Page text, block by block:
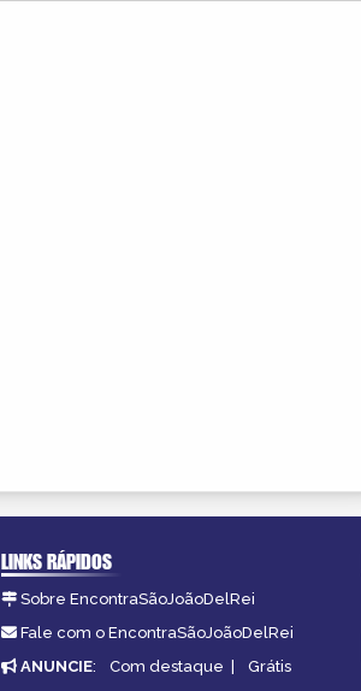
LINKS RÁPIDOS
Sobre EncontraSãoJoãoDelRei
Fale com o EncontraSãoJoãoDelRei
ANUNCIE: Com destaque | Grátis